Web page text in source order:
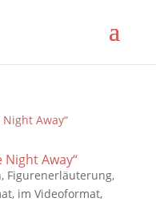
Night Away“
, Figurenerläuterung,
, im Videoformat,